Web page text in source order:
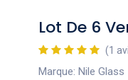
Lot De 6
(1
Marque: Nile Glass